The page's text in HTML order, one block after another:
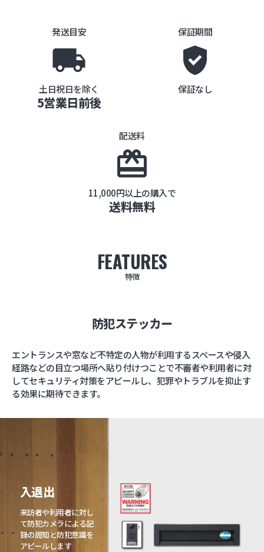
発送目安
local_shipping
土日祝日を除く
5営業日前後
保証期間
gpp_good
保証なし
配送料
card_giftcard
11,000円以上の購入で
送料無料
FEATURES
特徴
防犯ステッカー
エントランスや窓など不特定の人物が利用するスペースや侵入
経路などの目立つ場所へ貼り付けつことで不審者や利用者に対
してセキュリティ対策をアピールし、犯罪やトラブルを抑止す
る効果に期待できます。
入退出
来訪者や利用者に対し
て防犯カメラによる記
録の周知と防犯意識を
アピールします
侵入経路
不審者・犯罪者への威
嚇を行うことで犯罪行
為の抑制効果に期待が
できます
防犯カメラ
セキュリティカメラの
存在を周囲にアピール
することで防犯効果を
更に高めます